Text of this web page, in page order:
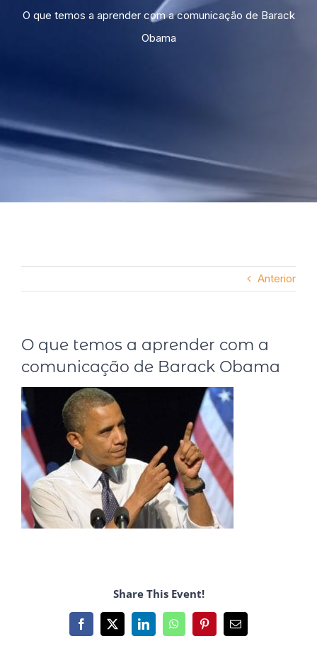
O que temos a aprender com a comunicação de Barack
Obama
Anterior
O que temos a aprender com a
comunicação de Barack Obama
Share This Event!